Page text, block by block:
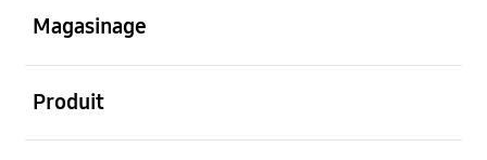
Magasinage
Produit